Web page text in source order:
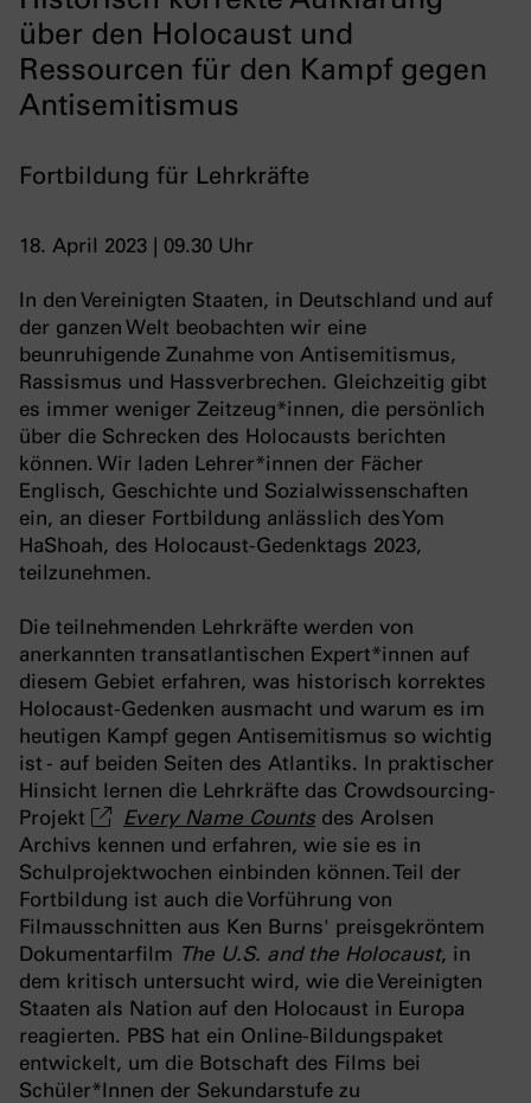
über den Holocaust und
Ressourcen für den Kampf gegen
Antisemitismus
Fortbildung für Lehrkräfte
18. April 2023 | 09.30 Uhr
In den Vereinigten Staaten, in Deutschland und auf
der ganzen Welt beobachten wir eine
beunruhigende Zunahme von Antisemitismus,
Rassismus und Hassverbrechen. Gleichzeitig gibt
es immer weniger Zeitzeug*innen, die persönlich
über die Schrecken des Holocausts berichten
können. Wir laden Lehrer*innen der Fächer
Englisch, Geschichte und Sozialwissenschaften
ein, an dieser Fortbildung anlässlich des Yom
HaShoah, des Holocaust-Gedenktags 2023,
teilzunehmen.
Die teilnehmenden Lehrkräfte werden von
anerkannten transatlantischen Expert*innen auf
diesem Gebiet erfahren, was historisch korrektes
Holocaust-Gedenken ausmacht und warum es im
heutigen Kampf gegen Antisemitismus so wichtig
ist - auf beiden Seiten des Atlantiks. In praktischer
Hinsicht lernen die Lehrkräfte das Crowdsourcing-
Projekt
Every Name Counts des Arolsen
Archivs kennen und erfahren, wie sie es in
Schulprojektwochen einbinden können. Teil der
Fortbildung ist auch die Vorführung von
Filmausschnitten aus Ken Burns' preisgekröntem
Dokumentarfilm The U.S. and the Holocaust, in
dem kritisch untersucht wird, wie die Vereinigten
Staaten als Nation auf den Holocaust in Europa
reagierten. PBS hat ein Online-Bildungspaket
entwickelt, um die Botschaft des Films bei
Schüler*Innen der Sekundarstufe zu